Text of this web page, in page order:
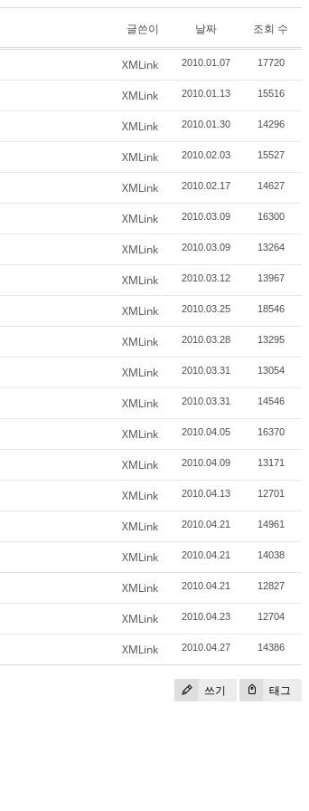
글쓴이 날짜 조회 수
XMLink 2010.01.07 17720
XMLink 2010.01.13 15516
XMLink 2010.01.30 14296
XMLink 2010.02.03 15527
XMLink 2010.02.17 14627
XMLink 2010.03.09 16300
XMLink 2010.03.09 13264
XMLink 2010.03.12 13967
XMLink 2010.03.25 18546
XMLink 2010.03.28 13295
XMLink 2010.03.31 13054
XMLink 2010.03.31 14546
XMLink 2010.04.05 16370
XMLink 2010.04.09 13171
XMLink 2010.04.13 12701
XMLink 2010.04.21 14961
XMLink 2010.04.21 14038
XMLink 2010.04.21 12827
XMLink 2010.04.23 12704
XMLink 2010.04.27 14386
쓰기 태그